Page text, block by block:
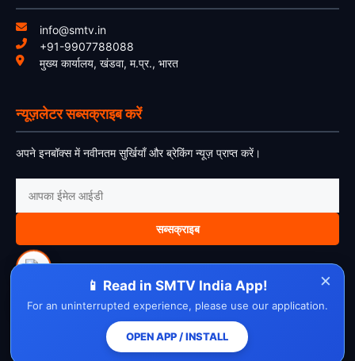
info@smtv.in
+91-9907788088
मुख्य कार्यालय, खंडवा, म.प्र., भारत
न्यूज़लेटर सब्सक्राइब करें
अपने इनबॉक्स में नवीनतम सुर्खियाँ और ब्रेकिंग न्यूज़ प्राप्त करें।
सब्सक्राइब
About UsContact Us DisclaimerPrivacy PolicyCookie Policy
Cancellation PolicyRefund PolicyTerms & Conditions
×
📱 Read in SMTV India App!
For an uninterrupted experience, please use our application.
OPEN APP / INSTALL